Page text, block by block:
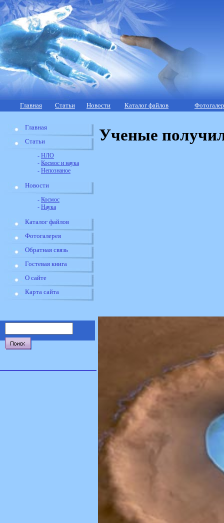
Главная Статьи Новости Каталог файлов
Главная
Статьи
- НЛО
- Космос и наука
- Непознаное
Новости
- Космос
- Наука
Каталог файлов
Фотогалерея
Обратная связь
Гостевая книга
О сайте
Карта сайта
Ученые